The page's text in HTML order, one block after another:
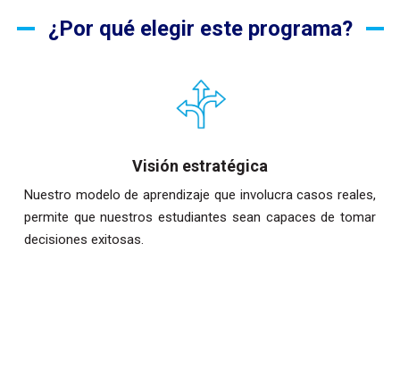
¿Por qué elegir este programa?
Visión estratégica
Nuestro modelo de aprendizaje que involucra casos reales,
permite que nuestros estudiantes sean capaces de tomar
decisiones exitosas.